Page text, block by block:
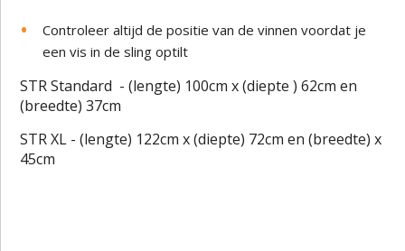
Controleer altijd de positie van de vinnen voordat je
een vis in de sling optilt
STR Standard - (lengte) 100cm x (diepte ) 62cm en
(breedte) 37cm
STR XL - (lengte) 122cm x (diepte) 72cm en (breedte) x
45cm